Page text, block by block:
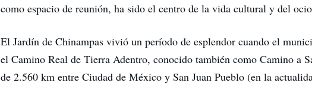
como espacio de reunión, ha sido el centro de la vida cultural y del
El Jardín de Chinampas vivió un período de esplendor cuando el
el Camino Real de Tierra Adentro, conocido también como Camino a
de 2.560 km entre Ciudad de México y San Juan Pueblo (en la